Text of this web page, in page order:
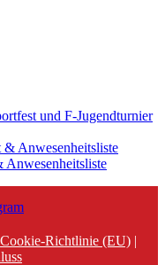
und F-Jugendturnier
Anwesenheitsliste
Anwesenheitsliste
Cookie-Richtlinie (EU) |